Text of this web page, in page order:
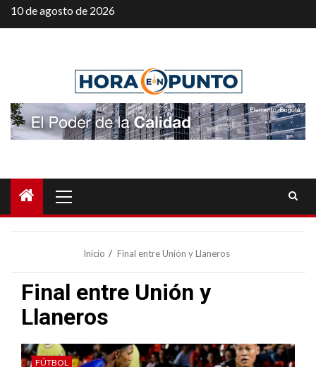
Saltar
al
10 de agosto de 2026
principal
Inicio Final entre Unión y Llaneros
Final entre Unión y
Llaneros
FÚTBOL